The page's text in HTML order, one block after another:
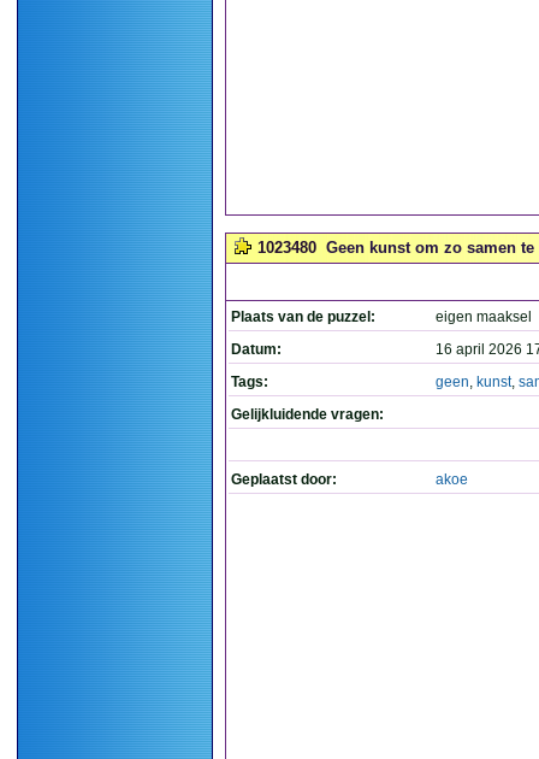
1023480 Geen kunst om zo samen te
Plaats van de puzzel:
eigen maaksel
Datum:
16 april 2026
Tags:
geen, kunst,
Gelijkluidende vragen:
Geplaatst door: akoe